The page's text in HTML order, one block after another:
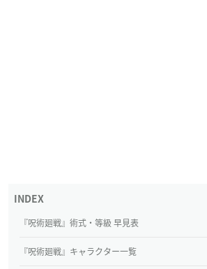
『呪術廻戦』術式・等級 早見表
『呪術廻戦』キャラクター一覧